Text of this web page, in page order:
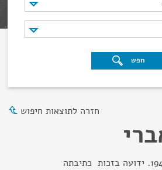
חפש
חזרה לתוצאות חיפוש
מחזאית בריטית.ילידת 1946. ידועה בזכות כתיבתה